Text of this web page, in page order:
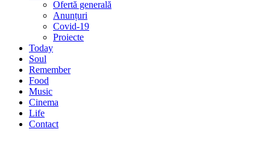
Ofertă generală
Anunțuri
Covid-19
Proiecte
Today
Soul
Remember
Food
Music
Cinema
Life
Contact